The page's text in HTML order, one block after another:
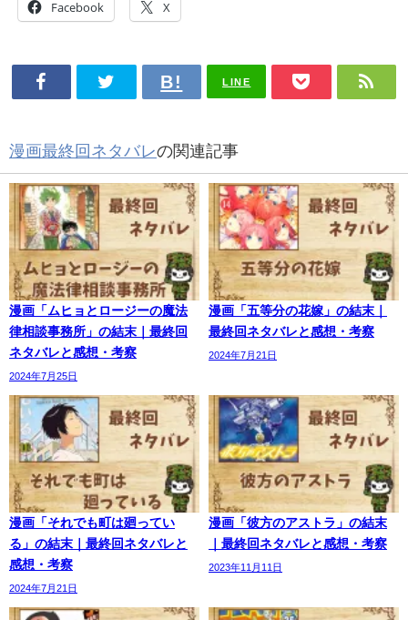
Facebook X
LINE
漫画最終回ネタバレの関連記事
漫画「ムヒョとロージーの魔法
律相談事務所」の結末｜最終回
ネタバレと感想・考察
2024年7月25日
漫画「五等分の花嫁」の結末｜
最終回ネタバレと感想・考察
2024年7月21日
漫画「それでも町は廻ってい
る」の結末｜最終回ネタバレと
感想・考察
2024年7月21日
漫画「彼方のアストラ」の結末
｜最終回ネタバレと感想・考察
2023年11月11日